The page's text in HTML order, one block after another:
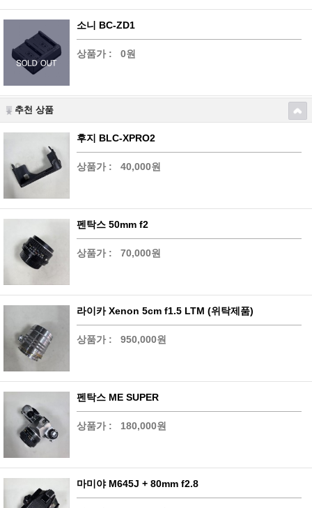
소니 BC-ZD1
상품가 : 0원
추천 상품
후지 BLC-XPRO2
상품가 : 40,000원
펜탁스 50mm f2
상품가 : 70,000원
라이카 Xenon 5cm f1.5 LTM (위탁제품)
상품가 : 950,000원
펜탁스 ME SUPER
상품가 : 180,000원
마미야 M645J + 80mm f2.8